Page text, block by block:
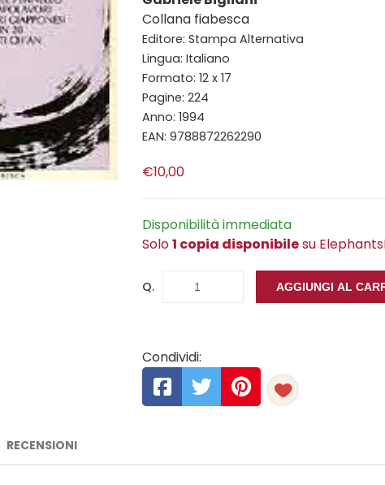
Collana fiabesca
Editore: Stampa Alternativa
Lingua: Italiano
Formato: 12 x 17
Pagine: 224
Anno: 1994
EAN: 9788872262290
€10,00
Disponibilità immediata
Solo1 copia disponibilesu
Q. AGGIUNGI AL
Condividi:
RECENSIONI